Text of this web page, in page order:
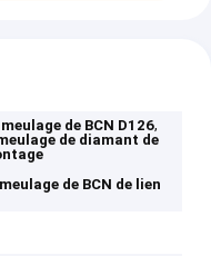
de BCN D126,
de diamant de
de BCN de lien